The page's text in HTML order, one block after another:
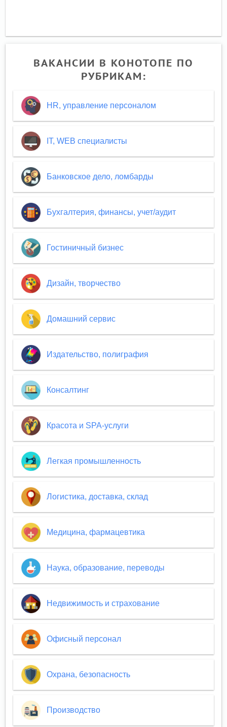
ВАКАНСИИ В КОНОТОПЕ ПО
РУБРИКАМ:
HR, управление персоналом
IT, WEB специалисты
Банковское дело, ломбарды
Бухгалтерия, финансы, учет/аудит
Гостиничный бизнес
Дизайн, творчество
Домашний сервис
Издательство, полиграфия
Консалтинг
Красота и SPA-услуги
Легкая промышленность
Логистика, доставка, склад
Медицина, фармацевтика
Наука, образование, переводы
Недвижимость и страхование
Офисный персонал
Охрана, безопасность
Производство